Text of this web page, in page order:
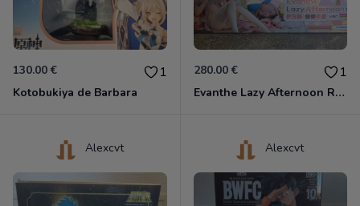
130.00 € 1
Kotobukiya de Barbara
280.00 € 1
Evanthe Lazy Afternoon Red Pride of Eden
Alexcvt Alexcvt